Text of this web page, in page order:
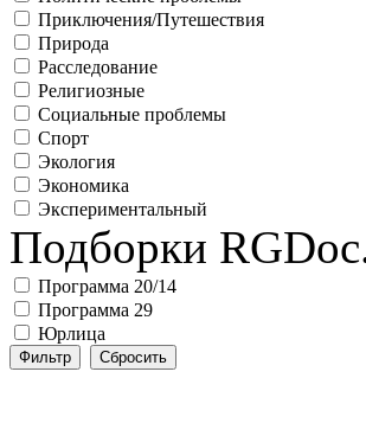
Приключения/Путешествия
Природа
Расследование
Религиозные
Социальные проблемы
Спорт
Экология
Экономика
Экспериментальный
Подборки
Программа 20/14
Программа 29
Юрлица